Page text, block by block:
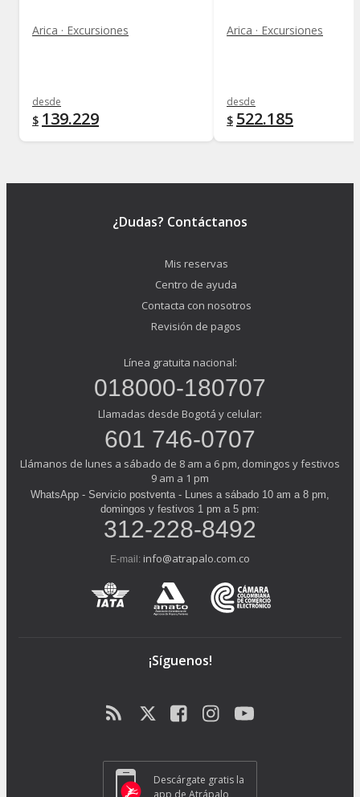
Arica · Excursiones
desde
$ 139.229
Arica · Excursiones
desde
$ 522.185
¿Dudas? Contáctanos
Mis reservas
Centro de ayuda
Contacta con nosotros
Revisión de pagos
Línea gratuita nacional:
018000-180707
Llamadas desde Bogotá y celular:
601 746-0707
Llámanos de lunes a sábado de 8 am a 6 pm, domingos y festivos
9 am a 1 pm
WhatsApp - Servicio postventa - Lunes a sábado 10 am a 8 pm,
domingos y festivos 1 pm a 5 pm:
312-228-8492
E-mail: info@atrapalo.com.co
¡Síguenos!
Descárgate gratis la
app de Atrápalo